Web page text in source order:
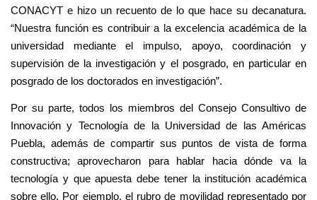
CONACYT e hizo un recuento de lo que hace su decanatura.
“Nuestra función es contribuir a la excelencia académica de la
universidad mediante el impulso, apoyo, coordinación y
supervisión de la investigación y el posgrado, en particular en
posgrado de los doctorados en investigación”.
Por su parte, todos los miembros del Consejo Consultivo de
Innovación y Tecnología de la Universidad de las Américas
Puebla, además de compartir sus puntos de vista de forma
constructiva; aprovecharon para hablar hacia dónde va la
tecnología y que apuesta debe tener la institución académica
sobre ello. Por ejemplo, el rubro de movilidad representado por